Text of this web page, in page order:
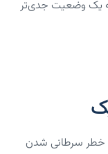
یک وضعیت جدی‌تر
خطر سرطانی شدن